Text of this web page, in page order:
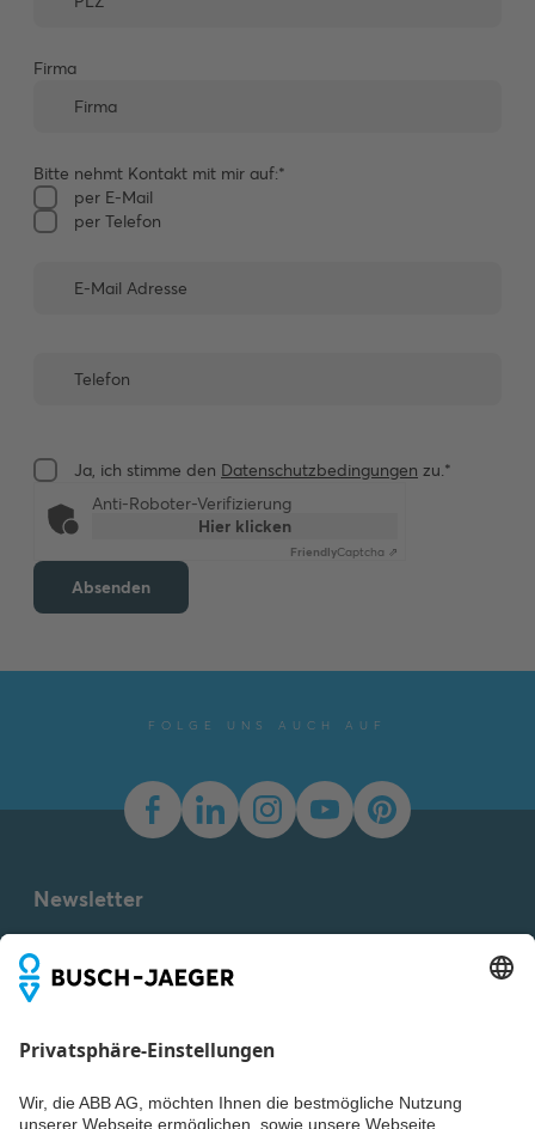
Firma
Bitte nehmt Kontakt mit mir auf:*
per E-Mail
per Telefon
Ja, ich stimme den Datenschutzbedingungen zu.*
Anti-Roboter-Verifizierung
Hier klicken
FriendlyCaptcha ⇗
Absenden
FOLGE UNS AUCH AUF
Newsletter
verpassen? Einfach Newsletter abonnieren und immer auf
dem Laufenden bleiben.